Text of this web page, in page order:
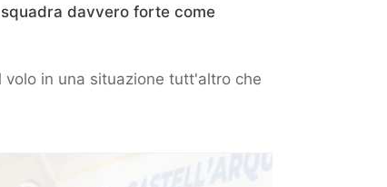
davvero forte come
in una situazione tutt'altro che